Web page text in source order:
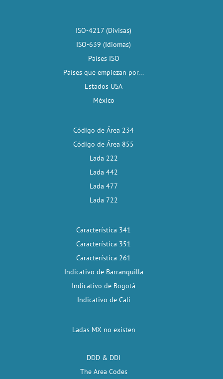
ISO-4217 (Divisas)
ISO-639 (Idiomas)
Países ISO
Países que empiezan por...
Estados USA
México
Código de Área 234
Código de Área 855
Lada 222
Lada 442
Lada 477
Lada 722
Característica 341
Característica 351
Característica 261
Indicativo de Barranquilla
Indicativo de Bogotá
Indicativo de Cali
Ladas MX no existen
DDD & DDI
The Area Codes